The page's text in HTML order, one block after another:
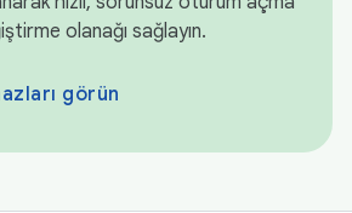
olanağı sağlayın.
görün